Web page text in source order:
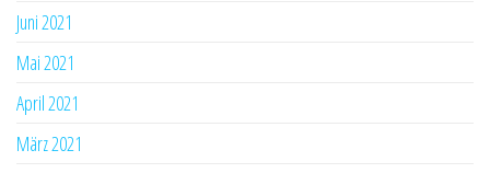
Juni 2021
Mai 2021
April 2021
März 2021